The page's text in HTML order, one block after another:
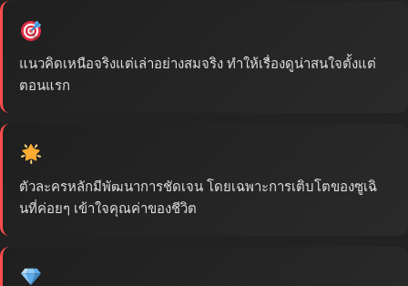
แนวคิดเหนือจริงแต่เล่าอย่างสมจริง ทำให้เรื่องดูน่าสนใจตั้งแต่
ตอนแรก
ตัวละครหลักมีพัฒนาการชัดเจน โดยเฉพาะการเติบโตของซูเฉิ
นที่ค่อยๆ เข้าใจคุณค่าของชีวิต